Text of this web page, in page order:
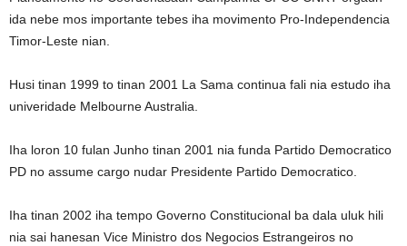
ida nebe mos importante tebes iha movimento Pro-Independencia
Timor-Leste nian.
Husi tinan 1999 to tinan 2001 La Sama continua fali nia estudo iha
univeridade Melbourne Australia.
Iha loron 10 fulan Junho tinan 2001 nia funda Partido Democratico
PD no assume cargo nudar Presidente Partido Democratico.
Iha tinan 2002 iha tempo Governo Constitucional ba dala uluk hili
nia sai hanesan Vice Ministro dos Negocios Estrangeiros no